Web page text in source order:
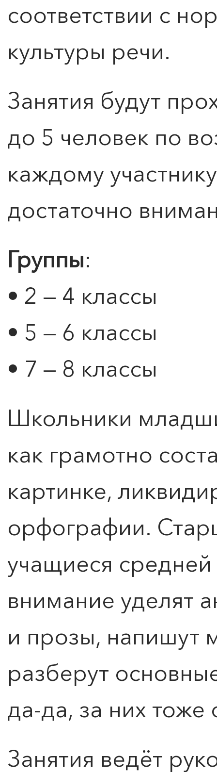
соответствии с
культуры речи.
Занятия будут
до 5 человек по
каждому
достаточно
Группы:
• 2 — 4 классы
• 5 — 6 классы
• 7 — 8 классы
Школьники
как грамотно
картинке,
орфографии.
учащиеся
внимание уделят
и прозы, напишут
разберут
да-да, за них
Занятия ведёт